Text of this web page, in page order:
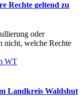
Rechte geltend zu
oder
nicht, welche Rechte
Landkreis Waldshut